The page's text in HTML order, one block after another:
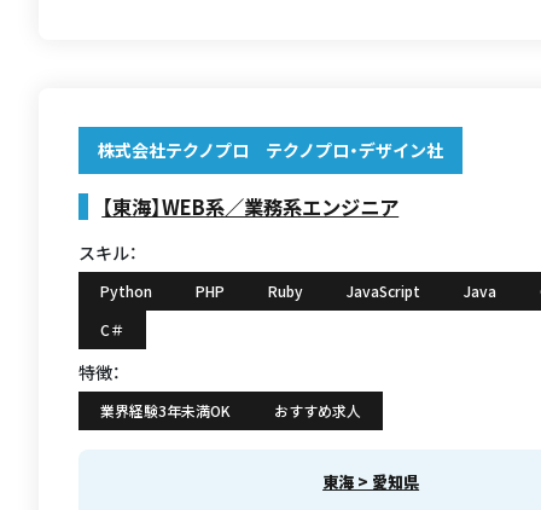
株式会社テクノプロ テクノプロ・デザイン社
【東海】WEB系／業務系エンジニア
スキル：
Python PHP Ruby JavaScript Java
C＃
特徴：
業界経験3年未満OK おすすめ求人
東海 > 愛知県